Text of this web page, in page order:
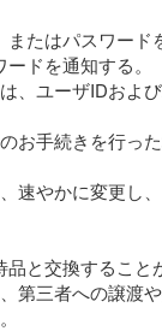
たはパスワー
ドを通知する。
、ユーザIDおよ
お手続きを行っ
速やかに変更し
と交換すること
第三者への譲渡や